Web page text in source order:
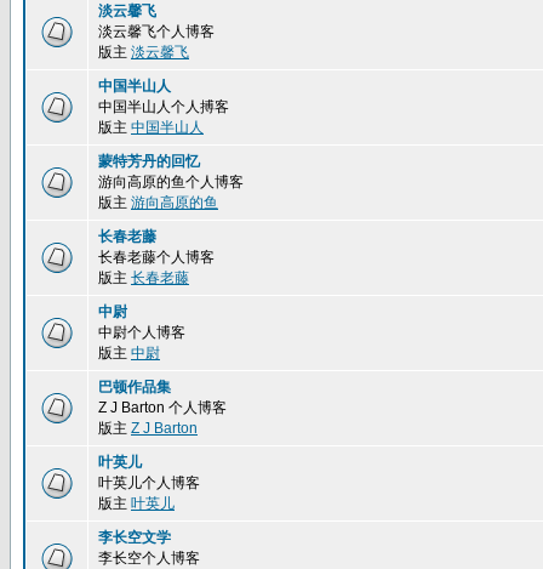
淡云馨飞
淡云馨飞个人博客
版主 淡云馨飞
中国半山人
中国半山人个人搏客
版主 中国半山人
蒙特芳丹的回忆
游向高原的鱼个人博客
版主 游向高原的鱼
长春老藤
长春老藤个人博客
版主 长春老藤
中尉
中尉个人博客
版主 中尉
巴顿作品集
Z J Barton 个人博客
版主 Z J Barton
叶英儿
叶英儿个人博客
版主 叶英儿
李长空文学
李长空个人博客